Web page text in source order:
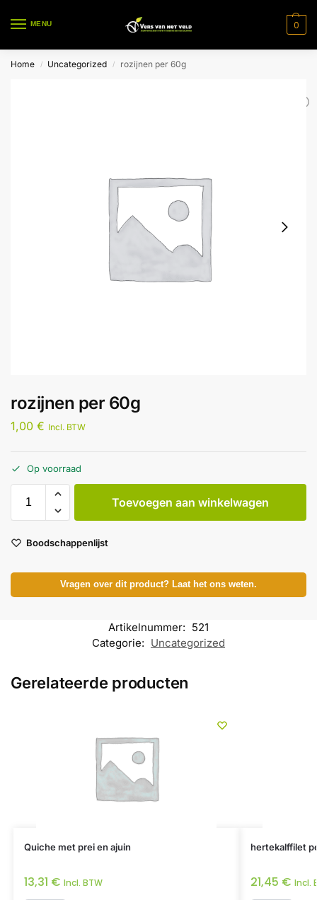
MENU 0
Home / Uncategorized / rozijnen per 60g
rozijnen per 60g
1,00 € Incl. BTW
Op voorraad
Toevoegen aan winkelwagen
Boodschappenlijst
Vragen over dit product? Laat het ons weten.
Artikelnummer: 521
Categorie: Uncategorized
Gerelateerde producten
Quiche met prei en ajuin
13,31 € Incl. BTW
hertekalffilet
21,45 € Incl.